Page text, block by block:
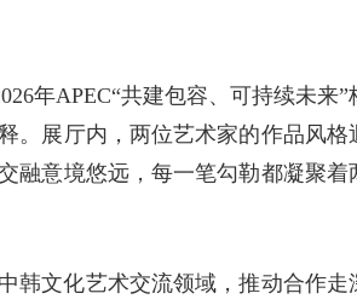
年APEC“共建包容、可持续未来”
。展厅内，两位艺术家的作品风格
融意境悠远，每一笔勾勒都凝聚着
韩文化艺术交流领域，推动合作走